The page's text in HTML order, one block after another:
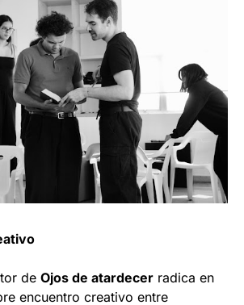
de Ojos de atardecer radica en
encuentro creativo entre